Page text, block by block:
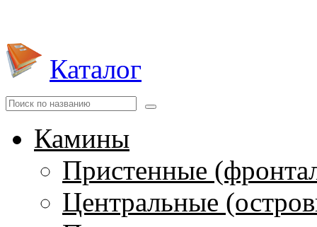
Каталог
Камины
Пристенные
Центральные